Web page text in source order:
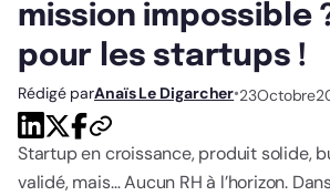
mission impossible
pour les startups !
Rédigé parAnaïs Le Digarcher•23Octobre
Startup en croissance, produit solide,
validé, mais… Aucun RH à l’horizon.